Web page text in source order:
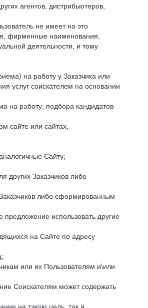
агентов, дистрибьютеров,
не имеет на это
фирменные наименования,
деятельности, и тому
на работу у Заказчика или
услуг соискателем на основании
на работу, подбора кандидатов
сайте или сайтах,
Сайту;
других Заказчиков либо
либо сформированным
использовать другие
на Сайте по адресу
или их Пользователям и\или
Соискателям может содержать
на такую цель, так и,